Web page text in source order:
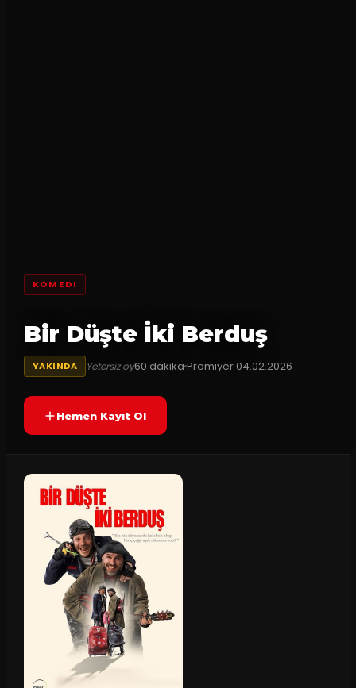
KOMEDI
Bir Düşte İki Berduş
YAKINDA Yetersiz oy60 dakikaPrömiyer04.02.2026
Hemen Kayıt Ol